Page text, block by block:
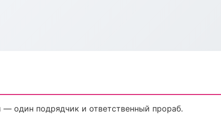
один подрядчик и ответственный прораб.